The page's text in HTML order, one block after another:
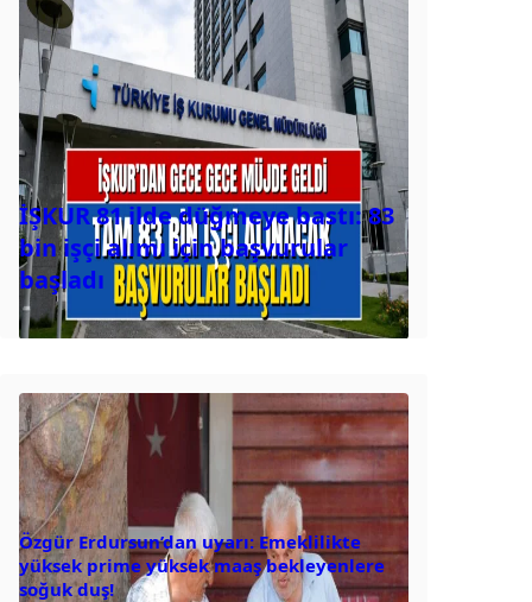
İŞKUR 81 ilde düğmeye bastı: 83
bin işçi alımı için başvurular
başladı
Özgür Erdursun’dan uyarı: Emeklilikte
yüksek prime yüksek maaş bekleyenlere
soğuk duş!